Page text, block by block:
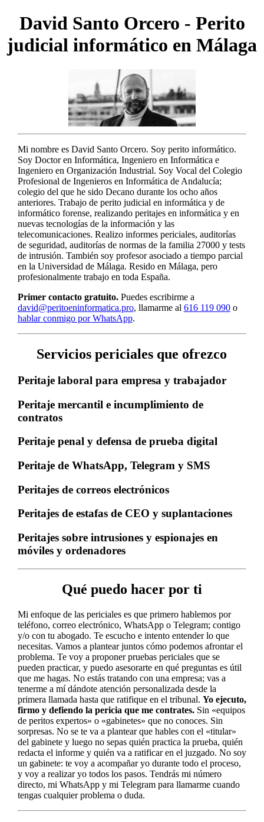
David Santo Orcero - Perito
judicial informático en Málaga
Mi nombre es David Santo Orcero. Soy perito informático.
Soy Doctor en Informática, Ingeniero en Informática e
Ingeniero en Organización Industrial. Soy Vocal del Colegio
Profesional de Ingenieros en Informática de Andalucía;
colegio del que he sido Decano durante los ocho años
anteriores. Trabajo de perito judicial en informática y de
informático forense, realizando peritajes en informática y en
nuevas tecnologías de la información y las
telecomunicaciones. Realizo informes periciales, auditorías
de seguridad, auditorías de normas de la familia 27000 y tests
de intrusión. También soy profesor asociado a tiempo parcial
en la Universidad de Málaga. Resido en Málaga, pero
profesionalmente trabajo en toda España.
Primer contacto gratuito.Puedes escribirme a
david@peritoeninformatica.pro, llamarme al 616 119 090o
hablar conmigo por WhatsApp.
Servicios periciales que ofrezco
Peritaje laboral para empresa y trabajador
Peritaje mercantil e incumplimiento de
contratos
Peritaje penal y defensa de prueba digital
Peritaje de WhatsApp, Telegram y SMS
Peritajes de correos electrónicos
Peritajes de estafas de CEO y suplantaciones
Peritajes sobre intrusiones y espionajes en
móviles y ordenadores
Qué puedo hacer por ti
Mi enfoque de las periciales es que primero hablemos por
teléfono, correo electrónico, WhatsApp o Telegram; contigo
y/o con tu abogado. Te escucho e intento entender lo que
necesitas. Vamos a plantear juntos cómo podemos afrontar el
problema. Te voy a proponer pruebas periciales que se
pueden practicar, y puedo asesorarte en qué preguntas es útil
que me hagas. No estás tratando con una empresa; vas a
tenerme a mí dándote atención personalizada desde la
primera llamada hasta que ratifique en el tribunal. Yo ejecuto,
firmo y defiendo la pericia que me contrates.Sin «equipos
de peritos expertos» o «gabinetes» que no conoces. Sin
sorpresas. No se te va a plantear que hables con el «titular»
del gabinete y luego no sepas quién practica la prueba, quién
redacta el informe y quién va a ratificar en el juzgado. No soy
un gabinete: te voy a acompañar yo durante todo el proceso,
y voy a realizar yo todos los pasos. Tendrás mi número
directo, mi WhatsApp y mi Telegram para llamarme cuando
tengas cualquier problema o duda.